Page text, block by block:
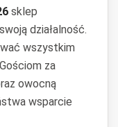
sklep
działalność.
wszystkim
za
owocną
wsparcie